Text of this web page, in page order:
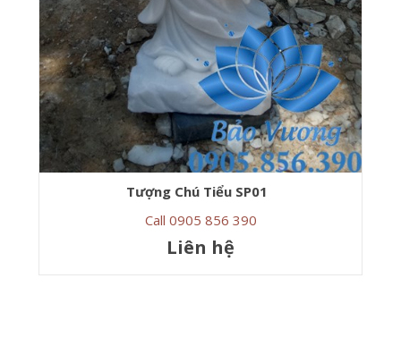
Tượng Chú Tiểu SP01
Call 0905 856 390
Liên hệ